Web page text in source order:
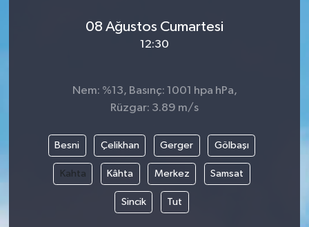
08 Ağustos Cumartesi
12:30
Nem: %13, Basınç: 1001 hpa hPa,
Rüzgar: 3.89 m/s
Besni Çelikhan Gerger Gölbaşı
Kahta Kâhta Merkez Samsat
Sincik Tut